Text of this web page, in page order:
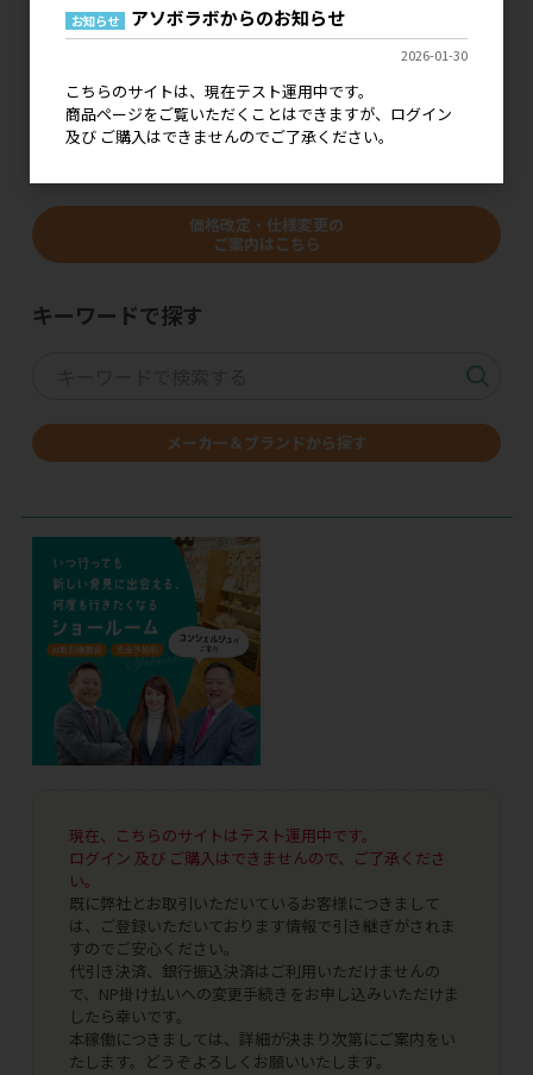
ましたら幸いです。
本稼働につきましては、詳細が決まり次第にご案内を
いたします。どうぞよろしくお願いいたします。
価格改定・仕様変更の
ご案内はこちら
キーワードで探す
メーカー＆ブランドから探す
現在、こちらのサイトはテスト運用中です。
ログイン 及び ご購入はできませんので、ご了承くださ
い。
既に弊社とお取引いただいているお客様につきまして
は、ご登録いただいております情報で引き継ぎがされま
すのでご安心ください。
代引き決済、銀行振込決済はご利用いただけませんの
で、NP掛け払いへの変更手続きをお申し込みいただけま
したら幸いです。
本稼働につきましては、詳細が決まり次第にご案内をい
たします。どうぞよろしくお願いいたします。
お知らせ アソボラボからのお知らせ
2026-01-30
こちらのサイトは、現在テスト運用中です。
商品ページをご覧いただくことはできますが、ログイン
及び ご購入はできませんのでご了承ください。